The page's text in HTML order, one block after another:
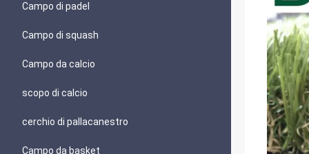
Campo di padel
Campo di squash
Campo da calcio
scopo di calcio
cerchio di pallacanestro
Campo da basket